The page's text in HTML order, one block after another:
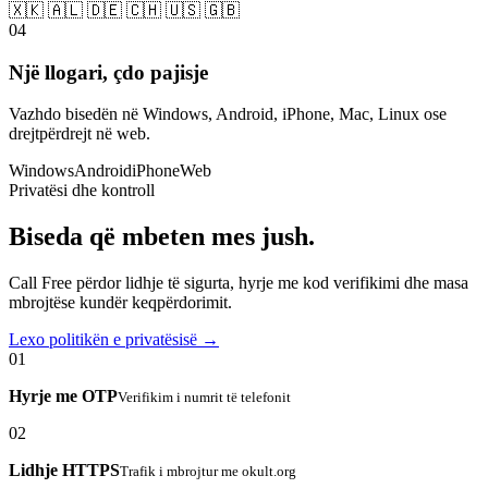
🇽🇰 🇦🇱 🇩🇪 🇨🇭 🇺🇸 🇬🇧
04
Një llogari, çdo pajisje
Vazhdo bisedën në Windows, Android, iPhone, Mac, Linux ose
drejtpërdrejt në web.
WindowsAndroidiPhoneWeb
Privatësi dhe kontroll
Biseda që mbeten mes jush.
Call Free përdor lidhje të sigurta, hyrje me kod verifikimi dhe masa
mbrojtëse kundër keqpërdorimit.
Lexo politikën e privatësisë →
01
Hyrje me OTPVerifikim i numrit të telefonit
02
Lidhje HTTPSTrafik i mbrojtur me okult.org